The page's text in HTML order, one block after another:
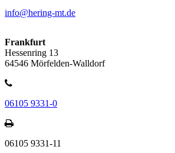
info@hering-mt.de
Frankfurt
Hessenring 13
64546 Mörfelden-Walldorf
06105 9331-0
06105 9331-11